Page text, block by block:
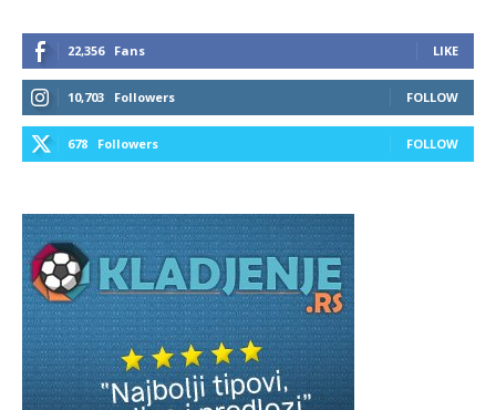
22,356 Fans LIKE
10,703 Followers FOLLOW
678 Followers FOLLOW